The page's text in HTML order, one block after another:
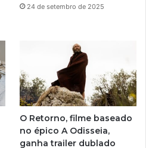
24 de setembro de 2025
O Retorno, filme baseado
no épico A Odisseia,
ganha trailer dublado